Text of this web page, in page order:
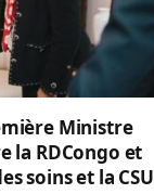
Ministre
la RDCongo et
soins et la CSU